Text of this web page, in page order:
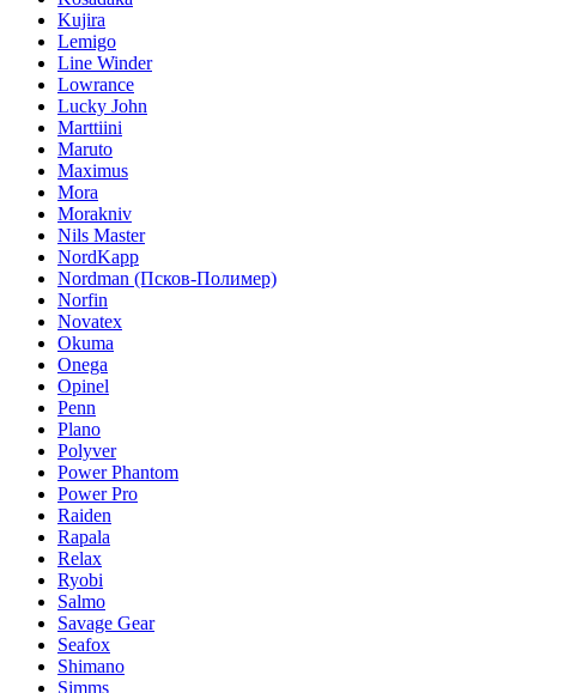
Kujira
Lemigo
Line Winder
Lowrance
Lucky John
Marttiini
Maruto
Maximus
Mora
Morakniv
Nils Master
NordKapp
Nordman (Псков-Полимер)
Norfin
Novatex
Okuma
Onega
Opinel
Penn
Plano
Polyver
Power Phantom
Power Pro
Raiden
Rapala
Relax
Ryobi
Salmo
Savage Gear
Seafox
Shimano
Simms